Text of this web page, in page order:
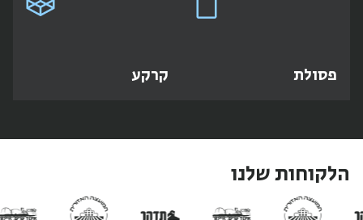
פסולת קרקע
הלקוחות שלנו